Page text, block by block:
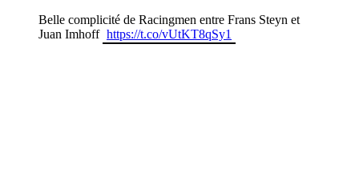
Belle complicité de Racingmen entre Frans Steyn et
Juan Imhoff https://t.co/vUtKT8qSy1